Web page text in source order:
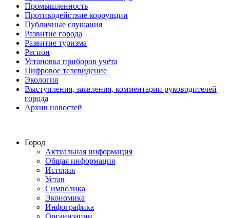
Промышленность
Противодействие коррупции
Публичные слушания
Развитие города
Развитие туризма
Регион
Установка приборов учёта
Цифровое телевидение
Экология
Выступления, заявления, комментарии руководителей
города
Архив новостей
Город
Актуальная информация
Общая информация
История
Устав
Символика
Экономика
Инфографика